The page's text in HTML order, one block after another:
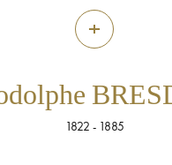
+
1822 - 1885